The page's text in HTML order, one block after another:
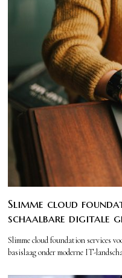
Slimme cloud
schaalbare digitale
Slimme cloud foundation services
basislaag onder moderne IT-